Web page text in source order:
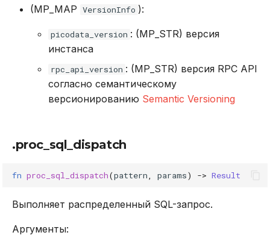
.proc_wait_index
.proc_wait_vclock
(MP_MAP VersionInfo ):
picodata_version : (MP_STR) версия
инстанса
rpc_api_version : (MP_STR) версия RPC API
согласно семантическому
версионированию Semantic Versioning
.proc_sql_dispatch
fn proc_sql_dispatch(pattern params) -> Result
Выполняет распределенный SQL-запрос.
Аргументы: